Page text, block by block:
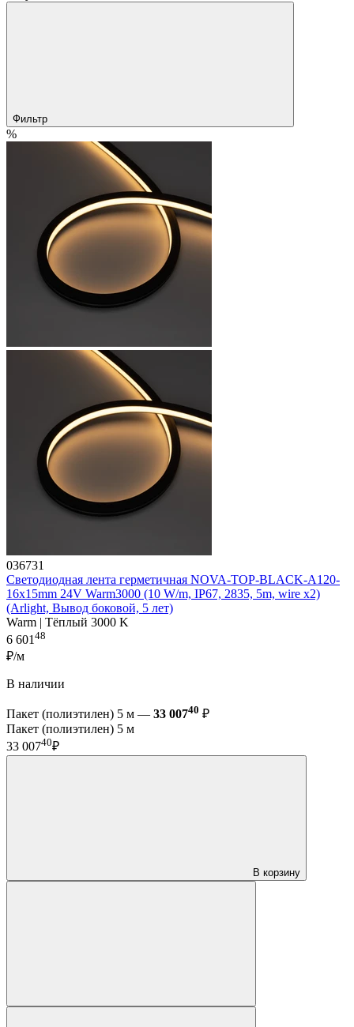
Фильтр
%
036731
Светодиодная лента герметичная NOVA-TOP-BLACK-A120-
16x15mm 24V Warm3000 (10 W/m, IP67, 2835, 5m, wire x2)
(Arlight, Вывод боковой, 5 лет)
Warm | Тёплый 3000 K
6 601 48
₽/м
В наличии
Пакет (полиэтилен) 5 м — 33 00740 ₽
Пакет (полиэтилен) 5 м
33 00740₽
В корзину